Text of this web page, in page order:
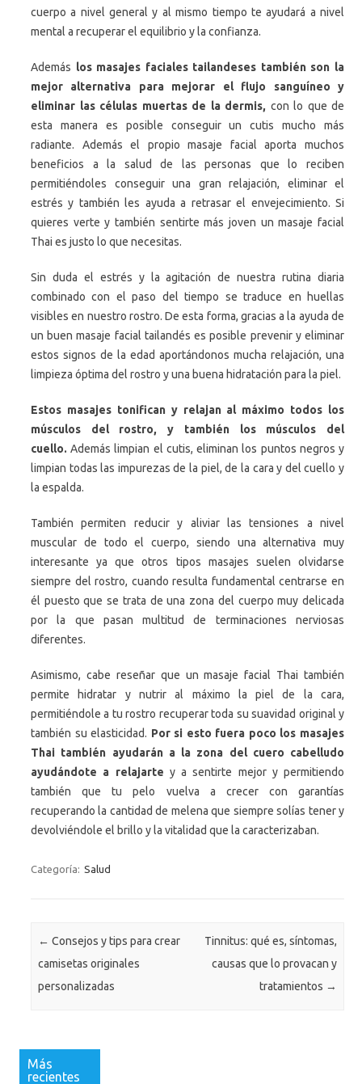
cuerpo a nivel general y al mismo tiempo te ayudará a nivel
mental a recuperar el equilibrio y la confianza.
Además los masajes faciales tailandeses también son la
mejor alternativa para mejorar el flujo sanguíneo y
eliminar las células muertas de la dermis, con lo que de
esta manera es posible conseguir un cutis mucho más
radiante. Además el propio masaje facial aporta muchos
beneficios a la salud de las personas que lo reciben
permitiéndoles conseguir una gran relajación, eliminar el
estrés y también les ayuda a retrasar el envejecimiento. Si
quieres verte y también sentirte más joven un masaje facial
Thai es justo lo que necesitas.
Sin duda el estrés y la agitación de nuestra rutina diaria
combinado con el paso del tiempo se traduce en huellas
visibles en nuestro rostro. De esta forma, gracias a la ayuda de
un buen masaje facial tailandés es posible prevenir y eliminar
estos signos de la edad aportándonos mucha relajación, una
limpieza óptima del rostro y una buena hidratación para la piel.
Estos masajes tonifican y relajan al máximo todos los
músculos del rostro, y también los músculos del
cuello.Además limpian el cutis, eliminan los puntos negros y
limpian todas las impurezas de la piel, de la cara y del cuello y
la espalda.
También permiten reducir y aliviar las tensiones a nivel
muscular de todo el cuerpo, siendo una alternativa muy
interesante ya que otros tipos masajes suelen olvidarse
siempre del rostro, cuando resulta fundamental centrarse en
él puesto que se trata de una zona del cuerpo muy delicada
por la que pasan multitud de terminaciones nerviosas
diferentes.
Asimismo, cabe reseñar que un masaje facial Thai también
permite hidratar y nutrir al máximo la piel de la cara,
permitiéndole a tu rostro recuperar toda su suavidad original y
también su elasticidad. Por si esto fuera poco los masajes
Thai también ayudarán a la zona del cuero cabelludo
ayudándote a relajarte y a sentirte mejor y permitiendo
también que tu pelo vuelva a crecer con garantías
recuperando la cantidad de melena que siempre solías tener y
devolviéndole el brillo y la vitalidad que la caracterizaban.
Categoría: Salud
Navegación de entradas
← Consejos y tips para crear
camisetas originales
personalizadas
Tinnitus: qué es, síntomas,
causas que lo provacan y
tratamientos →
Más
recientes